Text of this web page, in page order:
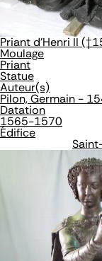
Priant d'Henri II
Moulage
Priant
Statue
Auteur(s)
Pilon, Germain -
Datation
1565-1570
Édifice